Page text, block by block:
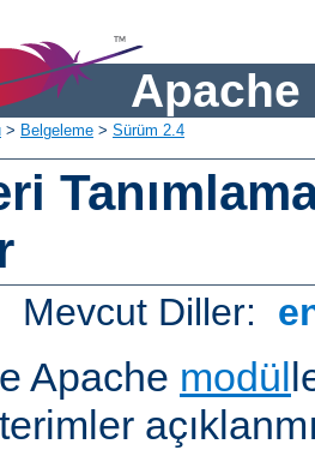
Apache
> Belgeleme > Sürüm 2.4
Mevcut Diller:
Apache modül